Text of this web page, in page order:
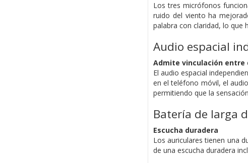
Los tres micrófonos
ruido del vientoha
palabra con claridad, lo que
Audio espacial
Admite vinculación entre
El audio espacial
en el teléfono móvil,el
permitiendo que la
Batería de larga
Escucha duradera
Los auriculares tienen una
de una escucha duradera